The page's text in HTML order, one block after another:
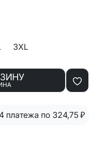
3XL
4 платежа по 324,75 ₽